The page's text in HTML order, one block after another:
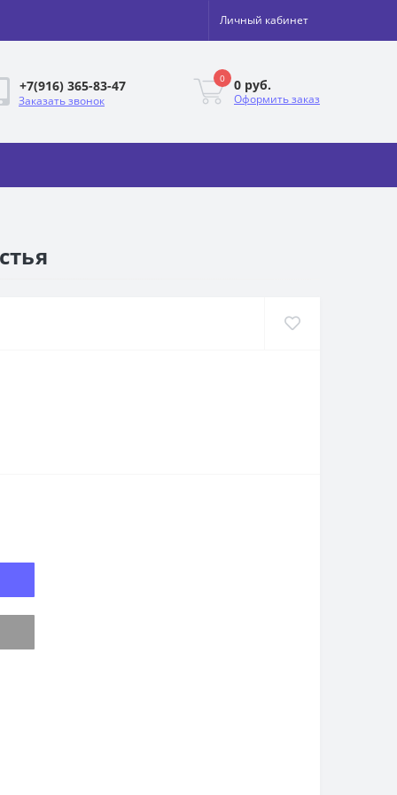
Личный кабинет
+7(916) 365-83-47
Заказать звонок
0 0 руб.
Оформить заказ